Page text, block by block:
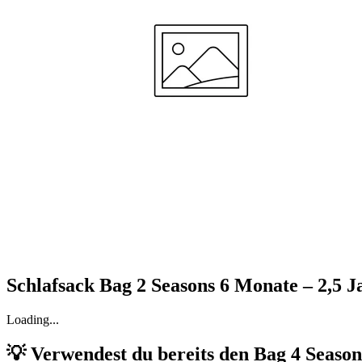
Schlafsack Bag 2 Seasons 6 Monate – 2,5
Loading...
💡 Verwendest du bereits den Bag 4